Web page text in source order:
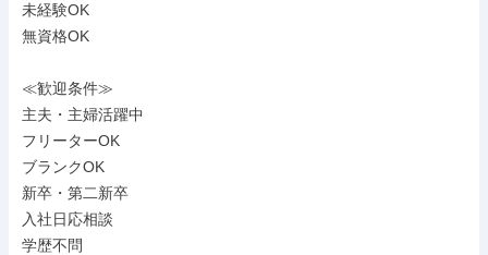
未経験OK
無資格OK
≪歓迎条件≫
主夫・主婦活躍中
フリーターOK
ブランクOK
新卒・第二新卒
入社日応相談
学歴不問